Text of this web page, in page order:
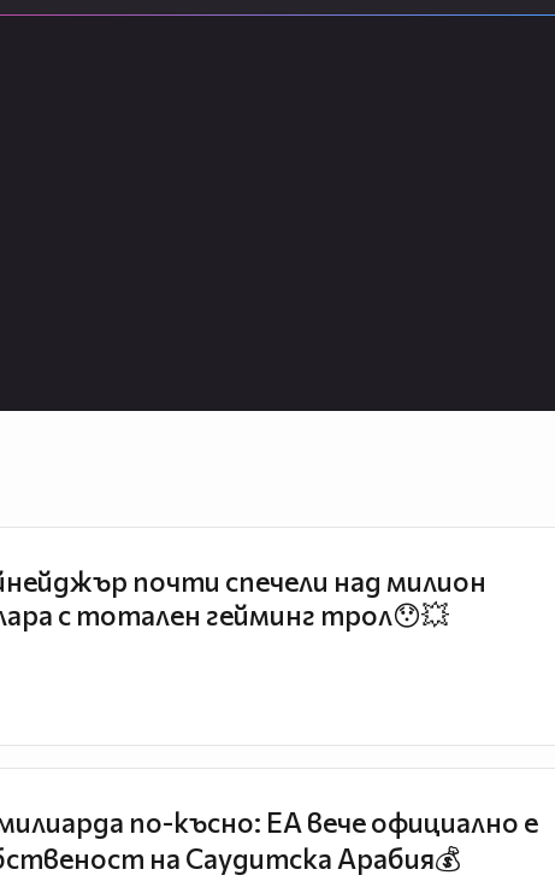
почти спечели над милион
с тотален гейминг трол😯💥
по-късно: EA вече официално е
на Саудитска Арабия💰